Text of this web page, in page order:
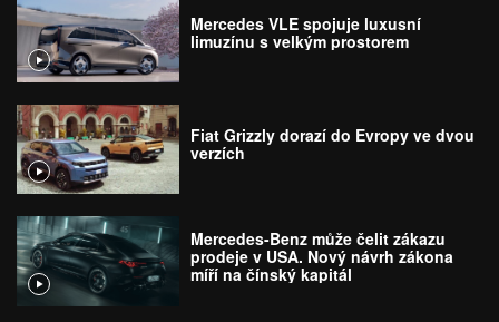
Mercedes VLE spojuje luxusní
limuzínu s velkým prostorem
Fiat Grizzly dorazí do Evropy ve dvou
verzích
Mercedes-Benz může čelit zákazu
prodeje v USA. Nový návrh zákona
míří na čínský kapitál